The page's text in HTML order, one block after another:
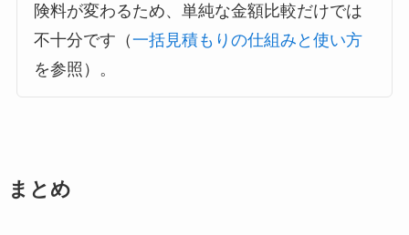
険料が変わるため、単純な金額比較だけでは
不十分です（一括見積もりの仕組みと使い方
を参照）。
まとめ